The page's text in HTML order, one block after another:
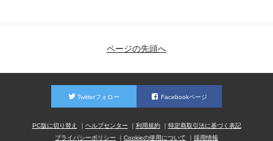
ページの先頭へ
Twitterフォロー Facebookページ
PC版に切り替え ヘルプセンター 利用規約
特定商取引法に基づく表記
プライバシーポリシー
Cookieの使用について 採用情報